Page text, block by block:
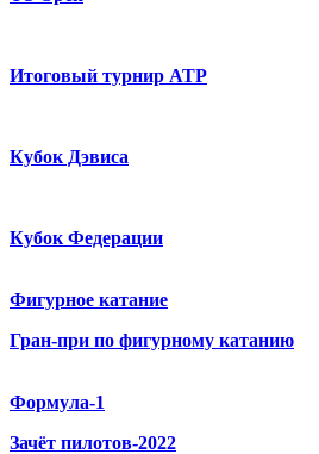
Итоговый турнир ATP
Кубок Дэвиса
Кубок Федерации
Фигурное катание
Гран-при по фигурному катанию
Формула-1
Зачёт пилотов-2022